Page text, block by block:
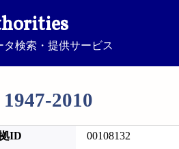
検索・提供サービス
2010
ID 00108132